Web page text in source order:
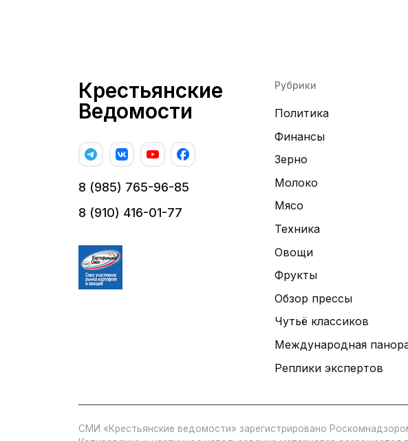
Крестьянские
Ведомости
8 (985) 765-96-85
8 (910) 416-01-77
Рубрики
Политика
Финансы
Зерно
Молоко
Мясо
Техника
Овощи
Фрукты
Обзор прессы
Чутьё классиков
Международная
Реплики экспертов
СМИ «Крестьянские ведомости» зарегистрировано